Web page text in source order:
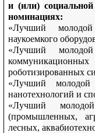
и (или)
номинациях:
«Лучший
наукоемкого
«Лучший
роботизированных
«Лучший
нанотехнологий и
«Лучший
(промышленных,
лесных,